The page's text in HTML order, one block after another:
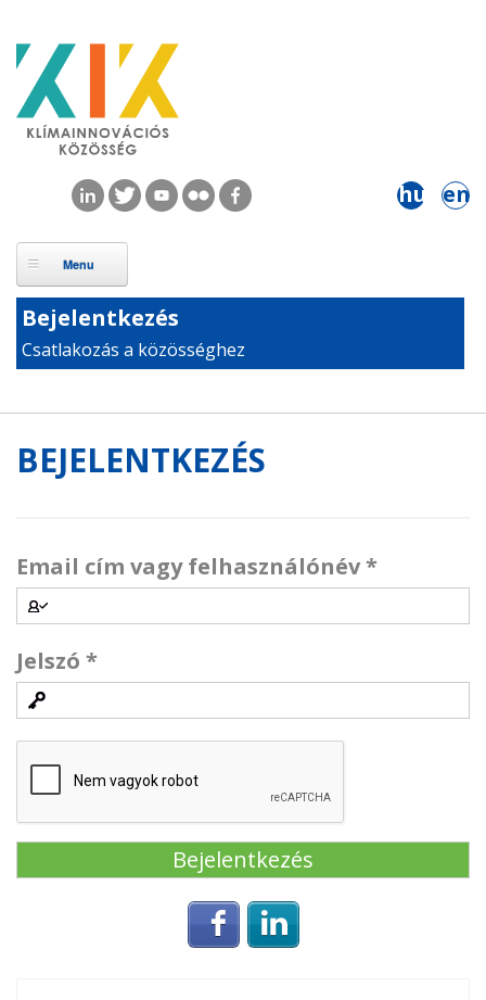
Ugrás a tartalomra
hu en
Bejelentkezés
Csatlakozás a közösséghez
BEJELENTKEZÉS
Email cím vagy felhasználónév*
Jelszó *
Login with Facebook